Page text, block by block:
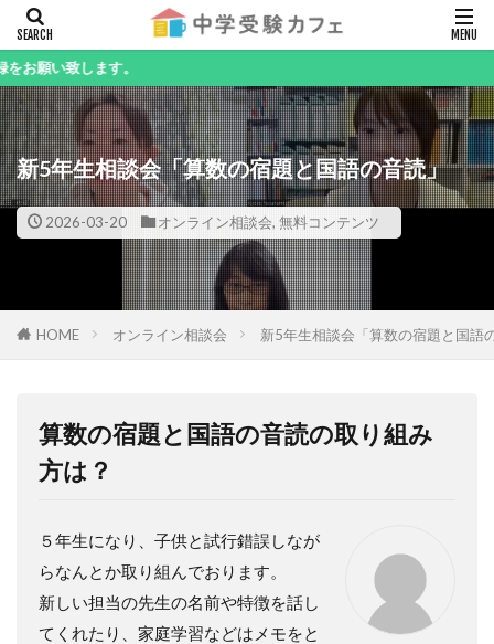
す。
新5年生相談会「算数の宿題と国語の音読」
2026-03-20 オンライン相談会, 無料コンテンツ
HOME オンライン相談会 新5年生相談会「算数の宿題と国語
算数の宿題と国語の音読の取り組み
方は？
５年生になり、子供と試行錯誤しなが
らなんとか取り組んでおります。
新しい担当の先生の名前や特徴を話し
てくれたり、家庭学習などはメモをと
キーワード
カテゴリー
検索